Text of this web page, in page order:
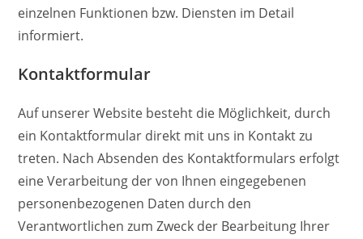
einzelnen Funktionen bzw. Diensten im Detail
informiert.
Kontaktformular
Auf unserer Website besteht die Möglichkeit, durch
ein Kontaktformular direkt mit uns in Kontakt zu
treten. Nach Absenden des Kontaktformulars erfolgt
eine Verarbeitung der von Ihnen eingegebenen
personenbezogenen Daten durch den
Verantwortlichen zum Zweck der Bearbeitung Ihrer